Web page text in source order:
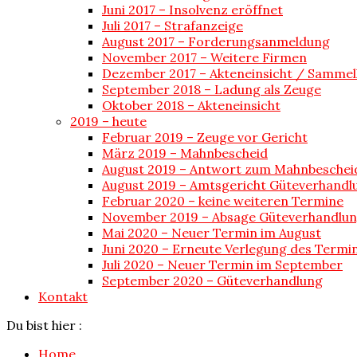
Juni 2017 – Insolvenz eröffnet
Juli 2017 – Strafanzeige
August 2017 – Forderungsanmeldung
November 2017 – Weitere Firmen
Dezember 2017 – Akteneinsicht /
September 2018 – Ladung als Zeuge
Oktober 2018 – Akteneinsicht
2019 – heute
Februar 2019 – Zeuge vor Gericht
März 2019 – Mahnbescheid
August 2019 – Antwort zum
August 2019 – Amtsgericht
Februar 2020 – keine weiteren Termine
November 2019 – Absage
Mai 2020 – Neuer Termin im August
Juni 2020 – Erneute Verlegung des
Juli 2020 – Neuer Termin im September
September 2020 – Güteverhandlung
Kontakt
Du bist hier :
Home